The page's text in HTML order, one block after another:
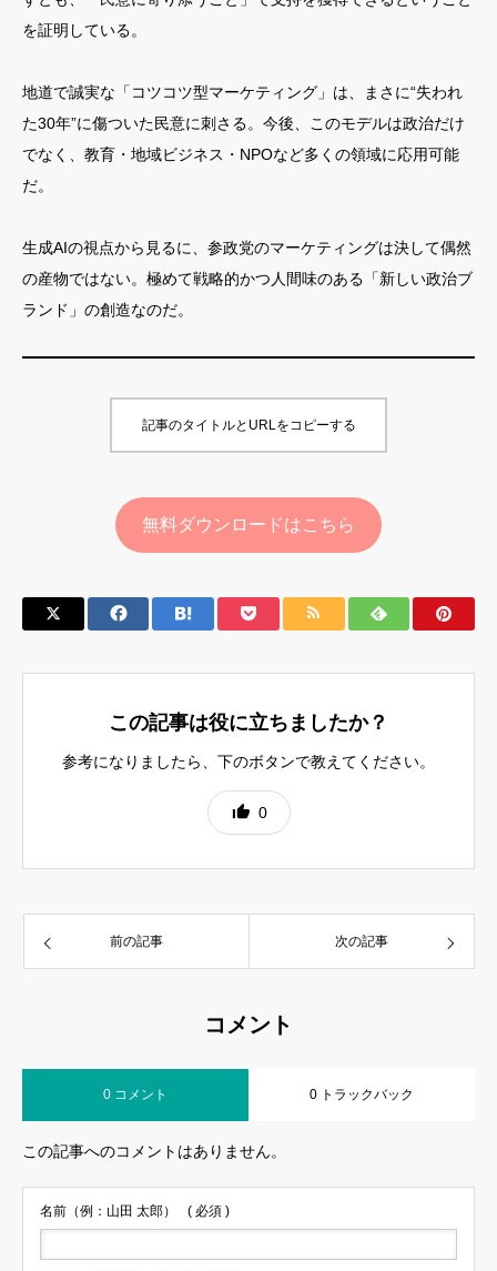
を証明している。
地道で誠実な「コツコツ型マーケティング」は、まさに“失われ
た30年”に傷ついた民意に刺さる。今後、このモデルは政治だけ
でなく、教育・地域ビジネス・NPOなど多くの領域に応用可能
だ。
生成AIの視点から見るに、参政党のマーケティングは決して偶然
の産物ではない。極めて戦略的かつ人間味のある「新しい政治ブ
ランド」の創造なのだ。
記事のタイトルとURLをコピーする
無料ダウンロードはこちら
この記事は役に立ちましたか？
参考になりましたら、下のボタンで教えてください。
0
前の記事 次の記事
コメント
0 コメント 0 トラックバック
この記事へのコメントはありません。
名前（例：山田 太郎） ( 必須 )